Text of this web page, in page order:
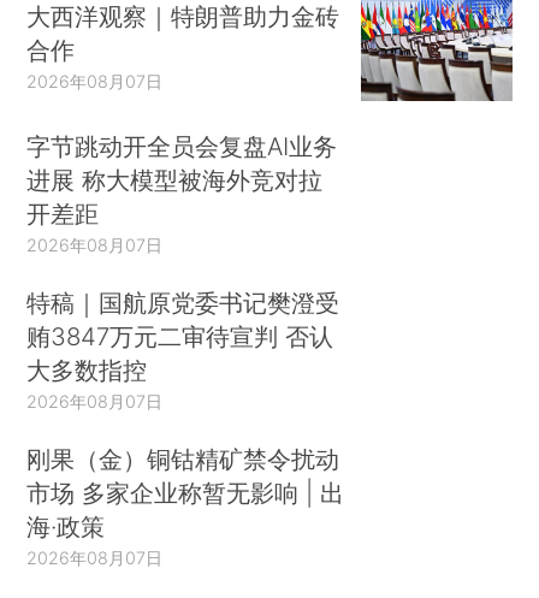
大西洋观察｜特朗普助力金砖
合作
2026年08月07日
字节跳动开全员会复盘AI业务
进展 称大模型被海外竞对拉
开差距
2026年08月07日
特稿｜国航原党委书记樊澄受
贿3847万元二审待宣判 否认
大多数指控
2026年08月07日
刚果（金）铜钴精矿禁令扰动
市场 多家企业称暂无影响 | 出
海·政策
2026年08月07日